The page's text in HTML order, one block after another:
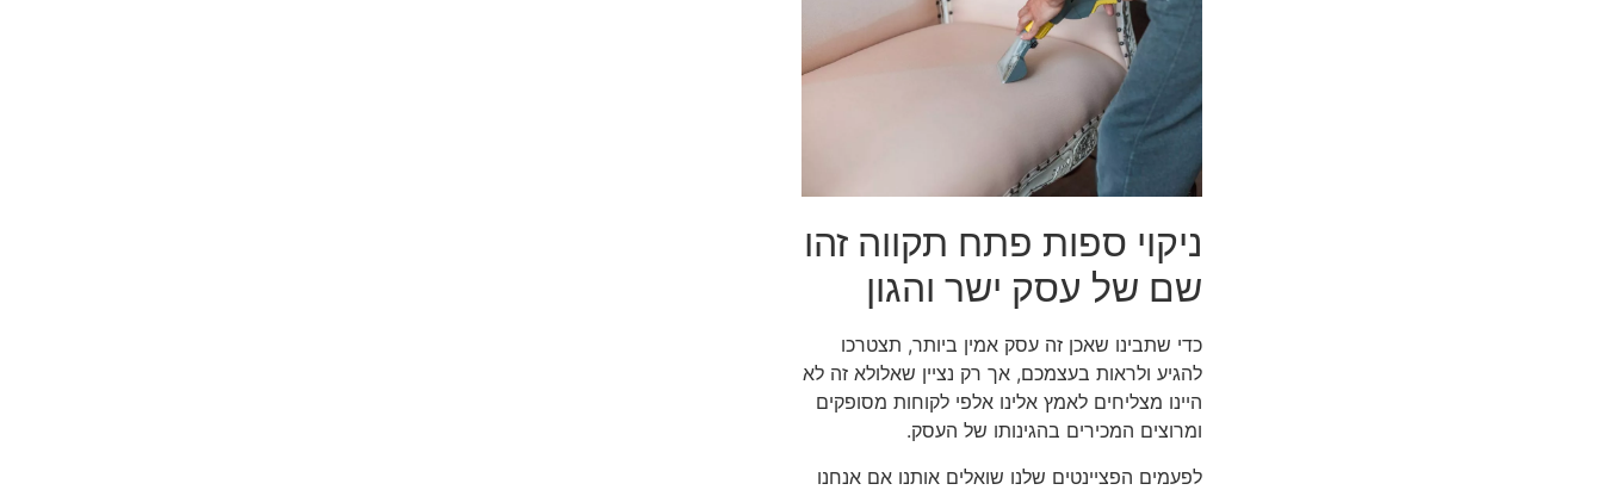
ניקוי ספות פתח תקווה זהו
שם של עסק ישר והגון
כדי שתבינו שאכן זה עסק אמין ביותר, תצטרכו
להגיע ולראות בעצמכם, אך רק נציין שאלולא זה לא
היינו מצליחים לאמץ אלינו אלפי לקוחות מסופקים
ומרוצים המכירים בהגינותו של העסק.
לפעמים הפציינטים שלנו שואלים אותנו אם אנחנו